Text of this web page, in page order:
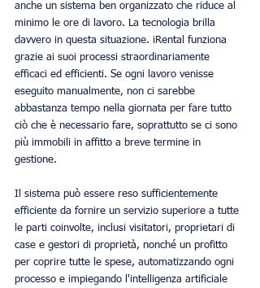
anche un sistema ben organizzato che riduce al
minimo le ore di lavoro. La tecnologia brilla
davvero in questa situazione. iRental funziona
grazie ai suoi processi straordinariamente
efficaci ed efficienti. Se ogni lavoro venisse
eseguito manualmente, non ci sarebbe
abbastanza tempo nella giornata per fare tutto
ciò che è necessario fare, soprattutto se ci sono
più immobili in affitto a breve termine in
gestione.
Il sistema può essere reso sufficientemente
efficiente da fornire un servizio superiore a tutte
le parti coinvolte, inclusi visitatori, proprietari di
case e gestori di proprietà, nonché un profitto
per coprire tutte le spese, automatizzando ogni
processo e impiegando l'intelligenza artificiale